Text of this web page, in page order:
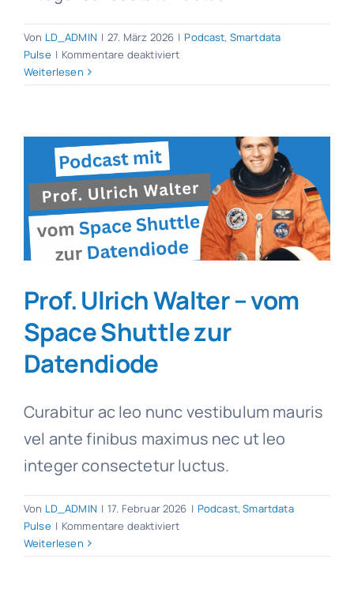
Von LD_ADMIN | 27. März 2026 | Podcast, Smartdata
Pulse | Kommentare deaktiviertfür
Weiterlesen
Prof. Ulrich Walter – vom
Space Shuttle zur
Datendiode
Curabitur ac leo nunc vestibulum mauris
vel ante finibus maximus nec ut leo
integer consectetur luctus.
Von LD_ADMIN | 17. Februar 2026 | Podcast,Smartdata
Pulse | Kommentare deaktiviertfür
Weiterlesen